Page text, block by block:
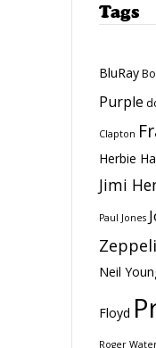
Tags
BluRay
Purple
Clapton
Herbie
Jimi
Paul Jones
Neil
Floyd
Roger